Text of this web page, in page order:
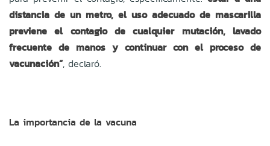
distancia de un metro, el uso adecuado de mascarilla
previene el contagio de cualquier mutación, lavado
frecuente de manos y continuar con el proceso de
vacunación”, declaró.
La importancia de la vacuna